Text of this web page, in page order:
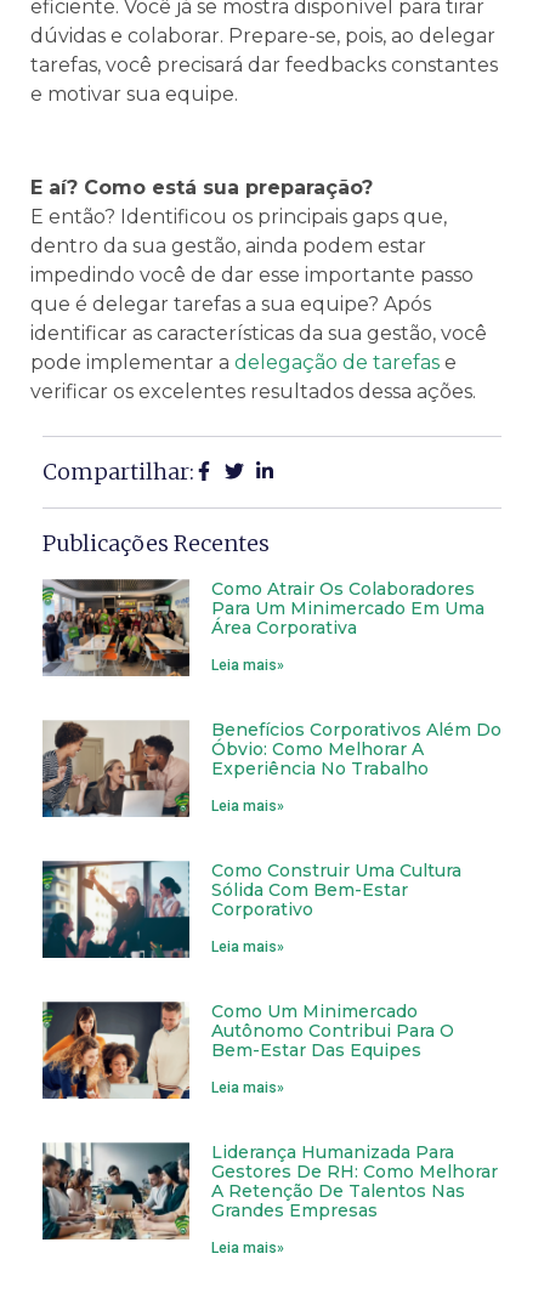
eficiente. Você já se mostra disponível para tirar
dúvidas e colaborar. Prepare-se, pois, ao delegar
tarefas, você precisará dar feedbacks constantes
e motivar sua equipe.
E aí? Como está sua preparação?
E então? Identificou os principais gaps que,
dentro da sua gestão, ainda podem estar
impedindo você de dar esse importante passo
que é delegar tarefas a sua equipe? Após
identificar as características da sua gestão, você
pode implementar a delegação de tarefas e
verificar os excelentes resultados dessa ações.
Compartilhar:
Publicações Recentes
Como Atrair Os Colaboradores
Para Um Minimercado Em Uma
Área Corporativa
Leia mais»
Benefícios Corporativos Além Do
Óbvio: Como Melhorar A
Experiência No Trabalho
Leia mais»
Como Construir Uma Cultura
Sólida Com Bem-Estar
Corporativo
Leia mais»
Como Um Minimercado
Autônomo Contribui Para O
Bem-Estar Das Equipes
Leia mais»
Liderança Humanizada Para
Gestores De RH: Como Melhorar
A Retenção De Talentos Nas
Grandes Empresas
Leia mais»